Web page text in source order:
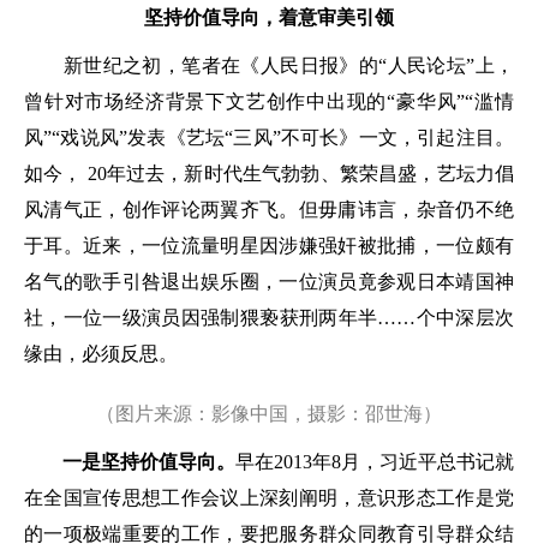
坚持价值导向，着意审美引领
新世纪之初，笔者在《人民日报》的“人民论坛”上，
曾针对市场经济背景下文艺创作中出现的“豪华风”“滥情
风”“戏说风”发表《艺坛“三风”不可长》一文，引起注目。
如今， 20年过去，新时代生气勃勃、繁荣昌盛，艺坛力倡
风清气正，创作评论两翼齐飞。但毋庸讳言，杂音仍不绝
于耳。近来，一位流量明星因涉嫌强奸被批捕，一位颇有
名气的歌手引咎退出娱乐圈，一位演员竟参观日本靖国神
社，一位一级演员因强制猥亵获刑两年半……个中深层次
缘由，必须反思。
（图片来源：影像中国，摄影：邵世海）
一是坚持价值导向。 早在2013年8月，习近平总书记就
在全国宣传思想工作会议上深刻阐明，意识形态工作是党
的一项极端重要的工作，要把服务群众同教育引导群众结